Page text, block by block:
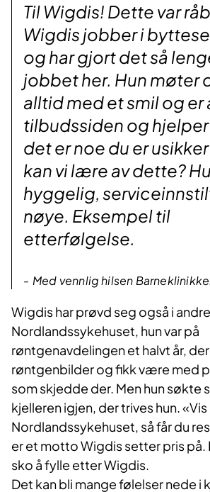
Til Wigdis! Dette var
Wigdis jobber i
og har gjort det så
jobbet her. Hun møter
alltid med et smil og er
tilbudssiden og
det er noe du er
kan vi lære av dette?
hyggelig,
nøye. Eksempel til
etterfølgelse.
Med vennlig hilsen
Wigdis har prøvd seg også i
Nordlandssykehuset, hun var på
røntgenavdelingen et halvt år,
røntgenbilder og fikk være med
som skjedde der. Men hun søkte
kjelleren igjen, der trives hun.
Nordlandssykehuset, så får du
er et motto Wigdis setter pris på.
sko å fylle etter Wigdis.
Det kan bli mange følelser nede i